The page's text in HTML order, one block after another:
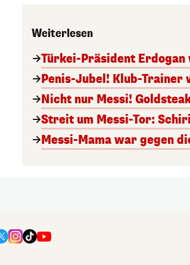
Weiterlesen
Türkei-Präsident
Penis-Jubel! Klub-
Nicht nur Messi!
Streit um Messi-Tor:
Messi-Mama war gegen